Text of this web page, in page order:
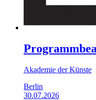
Akademie der Künste
Berlin
30.07.2026